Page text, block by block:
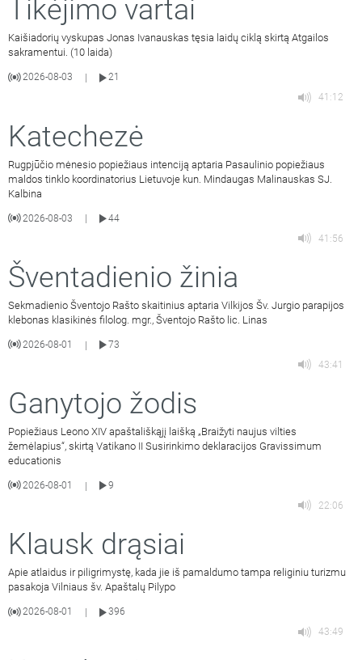
Tikėjimo vartai
Kaišiadorių vyskupas Jonas Ivanauskas tęsia laidų ciklą skirtą Atgailos
sakramentui. (10 laida)
2026-08-03
21
41:12
Katechezė
Rugpjūčio mėnesio popiežiaus intenciją aptaria Pasaulinio popiežiaus
maldos tinklo koordinatorius Lietuvoje kun. Mindaugas Malinauskas SJ.
Kalbina
2026-08-03
44
41:56
Šventadienio žinia
Sekmadienio Šventojo Rašto skaitinius aptaria Vilkijos Šv. Jurgio parapijos
klebonas klasikinės filolog. mgr., Šventojo Rašto lic. Linas
2026-08-01 |
73
43:41
Ganytojo žodis
Popiežiaus Leono XIV apaštališkąjį laišką „Braižyti naujus vilties
žemėlapius“, skirtą Vatikano II Susirinkimo deklaracijos Gravissimum
educationis
2026-08-01 |
9
22:06
Klausk drąsiai
Apie atlaidus ir piligrimystę, kada jie iš pamaldumo tampa religiniu turizmu
pasakoja Vilniaus šv. Apaštalų Pilypo
2026-08-01
396
43:49